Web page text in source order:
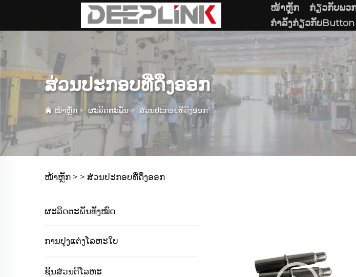
ໜ້າຫຼັກ ກ່ຽວກັບພວ
ກໍາລັງກ່ຽວກັບButton
ສ່ວນປະກອບທີ່ດຶງອອກ
ໜ້າຫຼັກ > ຜະລິດຕະພັນ> ສ່ວນປະກອບທີ່ດຶງອອກ
ໜ້າຫຼັກ > > ສ່ວນປະກອບທີ່ດຶງອອກ
ຜະລິດຕະພັນທັງໝົດ
ການປຸງແຕ່ງໂລຫະໃບ
ຊິ້ນສ່ວນຕີໂລຫະ